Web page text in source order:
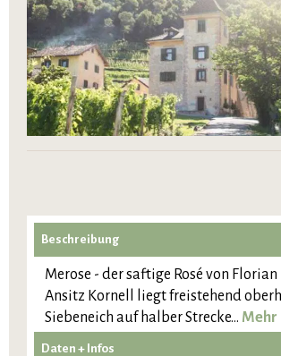
Beschreibung
Merose - der saftige Rosé von
Ansitz Kornell liegt freistehend
Siebeneich auf halber Strecke… Mehr
Daten + Infos